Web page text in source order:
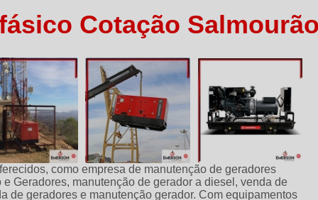
Cotação Salmourão
como empresa de manutenção de geradores
Geradores, manutenção de gerador a diesel, venda de
de geradores e manutenção gerador. Com equipamentos